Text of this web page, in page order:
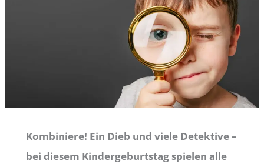
Kombiniere! Ein Dieb und viele Detektive –
bei diesem Kindergeburtstag spielen alle